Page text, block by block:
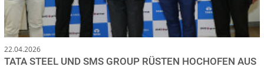
22.04.2026
TATA STEEL UND SMS GROUP RÜSTEN HOCHOFEN AUS